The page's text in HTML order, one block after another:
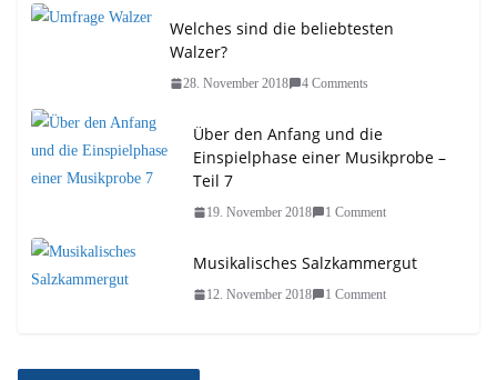
Welches sind die beliebtesten
Walzer?
28. November 2018 4 Comments
Über den Anfang und die
Einspielphase einer Musikprobe –
Teil 7
19. November 2018 1 Comment
Musikalisches Salzkammergut
12. November 2018 1 Comment